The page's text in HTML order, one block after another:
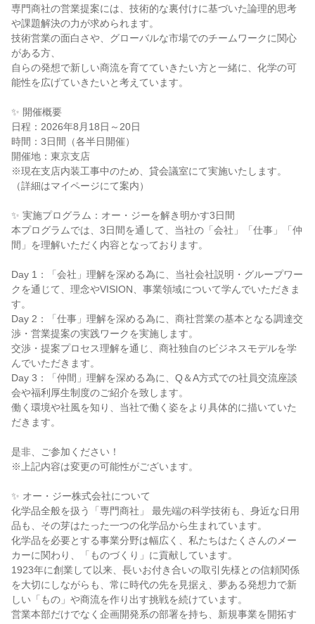
専門商社の営業提案には、技術的な裏付けに基づいた論理的思考
や課題解決の力が求められます。
技術営業の面白さや、グローバルな市場でのチームワークに関心
がある方、
自らの発想で新しい商流を育てていきたい方と一緒に、化学の可
能性を広げていきたいと考えています。
✨ 開催概要
日程：2026年8月18日～20日
時間：3日間（各半日開催）
開催地：東京支店
※現在支店内装工事中のため、貸会議室にて実施いたします。
（詳細はマイページにて案内）
✨ 実施プログラム：オー・ジーを解き明かす3日間
本プログラムでは、3日間を通して、当社の「会社」「仕事」「仲
間」を理解いただく内容となっております。
Day 1：「会社」理解を深める為に、当社会社説明・グループワー
クを通じて、理念やVISION、事業領域について学んでいただきま
す。
Day 2：「仕事」理解を深める為に、商社営業の基本となる調達交
渉・営業提案の実践ワークを実施します。
交渉・提案プロセス理解を通じ、商社独自のビジネスモデルを学
んでいただきます。
Day 3：「仲間」理解を深める為に、Q＆A方式での社員交流座談
会や福利厚生制度のご紹介を致します。
働く環境や社風を知り、当社で働く姿をより具体的に描いていた
だきます。
是非、ご参加ください！
※上記内容は変更の可能性がございます。
✨ オー・ジー株式会社について
化学品全般を扱う「専門商社」 最先端の科学技術も、身近な日用
品も、その芽はたった一つの化学品から生まれています。
化学品を必要とする事業分野は幅広く、私たちはたくさんのメー
カーに関わり、「ものづくり」に貢献しています。
1923年に創業して以来、長いお付き合いの取引先様との信頼関係
を大切にしながらも、常に時代の先を見据え、夢ある発想力で新
しい「もの」や商流を作り出す挑戦を続けています。
営業本部だけでなく企画開発系の部署を持ち、新規事業を開拓す